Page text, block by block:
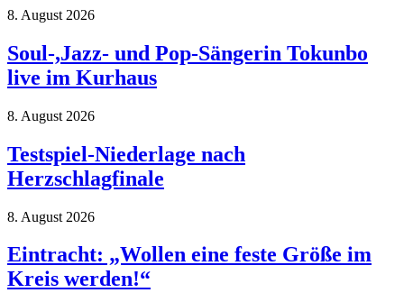
8. August 2026
Soul-,Jazz- und Pop-Sängerin Tokunbo
live im Kurhaus
8. August 2026
Testspiel-Niederlage nach
Herzschlagfinale
8. August 2026
Eintracht: „Wollen eine feste Größe im
Kreis werden!“